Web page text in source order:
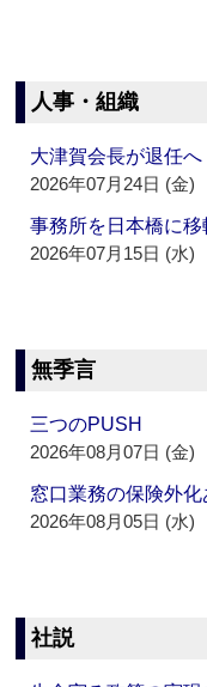
人事・組織
大津賀会長が退任
2026年07月24日 (金)
事務所を日本橋に
2026年07月15日 (水)
無季言
三つのPUSH
2026年08月07日 (金)
窓口業務の保険外
2026年08月05日 (水)
社説